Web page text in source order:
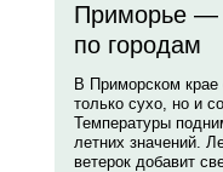
Приморье —
по городам
В Приморском крае
только сухо, но и
Температуры
летних значений.
ветерок добавит